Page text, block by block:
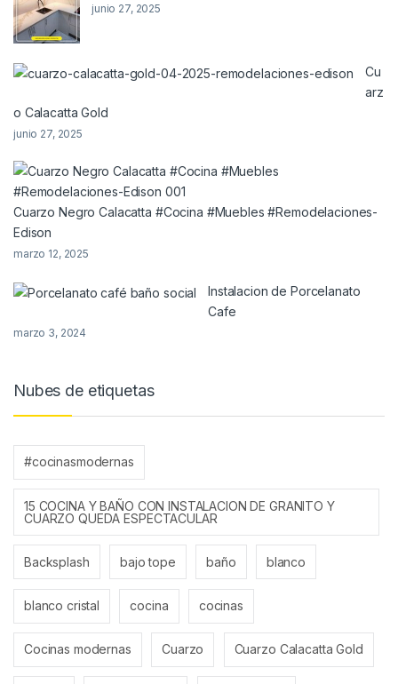
junio 27, 2025
Cu
arz
o Calacatta Gold
junio 27, 2025
Cuarzo Negro Calacatta #Cocina #Muebles #Remodelaciones-
Edison
marzo 12, 2025
Instalacion de Porcelanato
Cafe
marzo 3, 2024
Nubes de etiquetas
#cocinasmodernas
15 COCINA Y BAÑO CON INSTALACION DE GRANITO Y
CUARZO QUEDA ESPECTACULAR
Backsplash bajo tope baño blanco
blanco cristal cocina cocinas
Cocinas modernas Cuarzo Cuarzo Calacatta Gold